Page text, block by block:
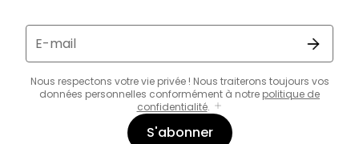
E-mail
Nous respectons votre vie privée ! Nous traiterons toujours vos
données personnelles conformément à notre politique de
confidentialité.
S'abonner